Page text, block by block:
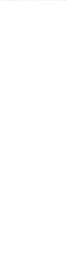
制 农业保险如何
虽然我国已是第
相应的保险产品
，寿光蔬菜大棚